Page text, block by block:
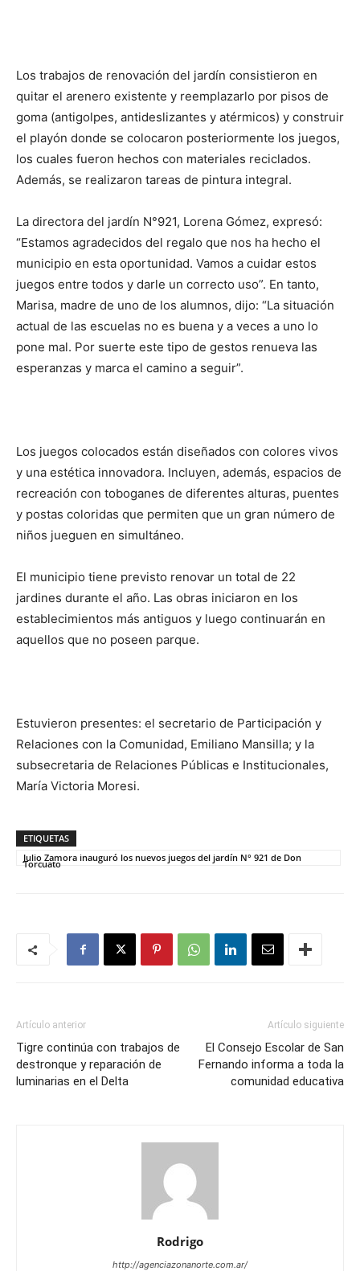
Los trabajos de renovación del jardín consistieron en
quitar el arenero existente y reemplazarlo por pisos de
goma (antigolpes, antideslizantes y atérmicos) y construir
el playón donde se colocaron posteriormente los juegos,
los cuales fueron hechos con materiales reciclados.
Además, se realizaron tareas de pintura integral.
La directora del jardín N°921, Lorena Gómez, expresó:
“Estamos agradecidos del regalo que nos ha hecho el
municipio en esta oportunidad. Vamos a cuidar estos
juegos entre todos y darle un correcto uso”. En tanto,
Marisa, madre de uno de los alumnos, dijo: “La situación
actual de las escuelas no es buena y a veces a uno lo
pone mal. Por suerte este tipo de gestos renueva las
esperanzas y marca el camino a seguir”.
Los juegos colocados están diseñados con colores vivos
y una estética innovadora. Incluyen, además, espacios de
recreación con toboganes de diferentes alturas, puentes
y postas coloridas que permiten que un gran número de
niños jueguen en simultáneo.
El municipio tiene previsto renovar un total de 22
jardines durante el año. Las obras iniciaron en los
establecimientos más antiguos y luego continuarán en
aquellos que no poseen parque.
Estuvieron presentes: el secretario de Participación y
Relaciones con la Comunidad, Emiliano Mansilla; y la
subsecretaria de Relaciones Públicas e Institucionales,
María Victoria Moresi.
ETIQUETAS
Julio Zamora inauguró los nuevos juegos del jardín N° 921 de Don
Torcuato
Artículo anterior
Tigre continúa con trabajos de
destronque y reparación de
luminarias en el Delta
Artículo siguiente
El Consejo Escolar de San
Fernando informa a toda la
comunidad educativa
Rodrigo
http://agenciazonanorte.com.ar/